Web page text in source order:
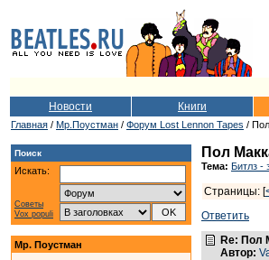
Новости Книги
Главная / Мр.Поустман / Форум Lost Lennon Tapes /
Поиск
Искать:
Советы
Vox populi
Мр. Поустман
Пол
Тема: Битлз -
Страницы: [
Ответить
Re: Пол
Автор: